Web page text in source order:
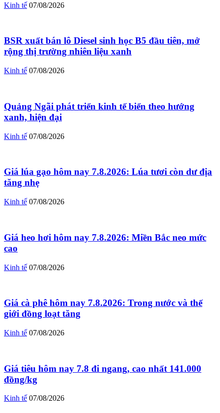
Kinh tế 07/08/2026
BSR xuất bán lô Diesel sinh học B5 đầu tiên, mở
rộng thị trường nhiên liệu xanh
Kinh tế 07/08/2026
Quảng Ngãi phát triển kinh tế biển theo hướng
xanh, hiện đại
Kinh tế 07/08/2026
Giá lúa gạo hôm nay 7.8.2026: Lúa tươi còn dư địa
tăng nhẹ
Kinh tế 07/08/2026
Giá heo hơi hôm nay 7.8.2026: Miền Bắc neo mức
cao
Kinh tế 07/08/2026
Giá cà phê hôm nay 7.8.2026: Trong nước và thế
giới đồng loạt tăng
Kinh tế 07/08/2026
Giá tiêu hôm nay 7.8 đi ngang, cao nhất 141.000
đồng/kg
Kinh tế 07/08/2026